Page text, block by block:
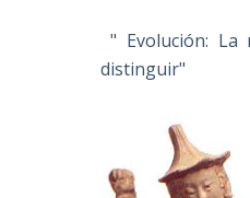
" Evolución: La
distinguir"